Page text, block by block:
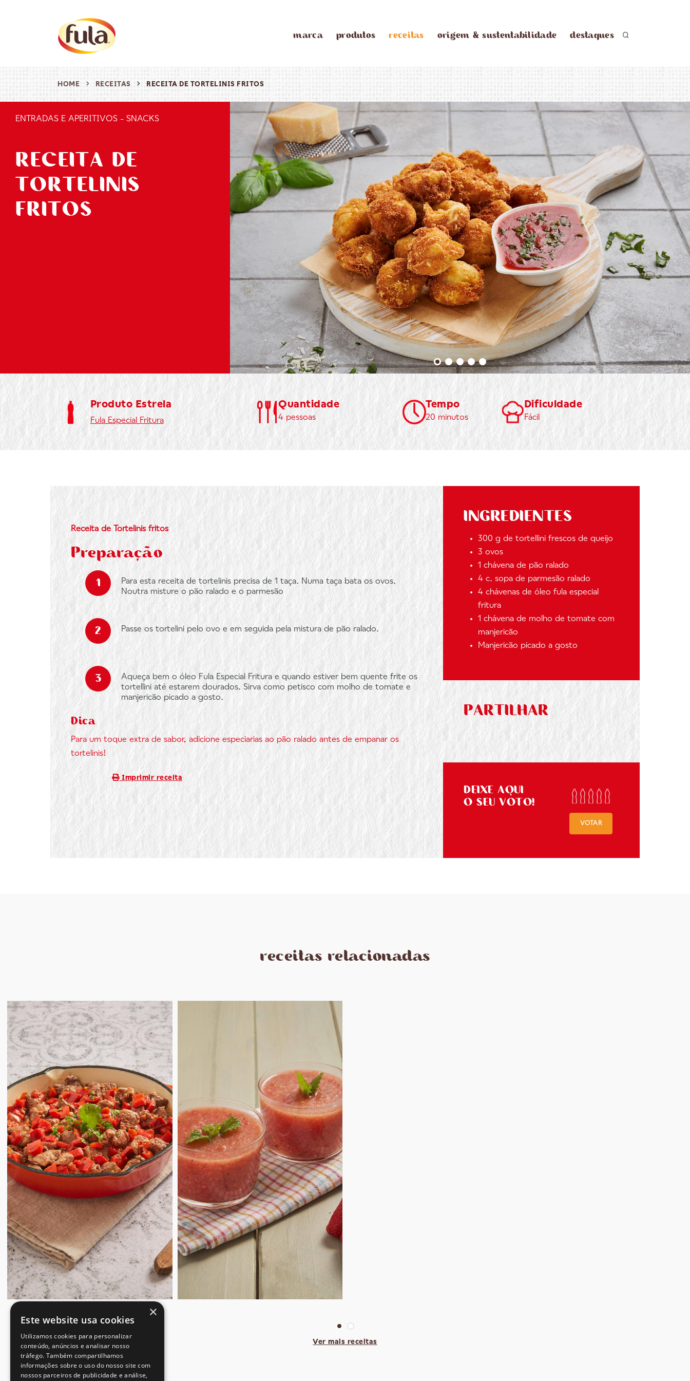
marca produtos receitas origem & sustentabilidade destaques
HOME RECEITAS RECEITA DE TORTELINIS FRITOS
ENTRADAS E APERITIVOS - SNACKS
RECEITA DE
TORTELINIS
FRITOS
Produto Estrela
FulaEspecial Fritura
Quantidade
4 pessoas
Tempo
20 minutos
Dificuldade
Fácil
Receita de Tortelinis fritos
Preparação
Para esta receita de tortelinis precisa de 1 taça. Numa taça bata os ovos.
Noutra misture o pão ralado e o parmesão
Passe os tortelini pelo ovo e em seguida pela mistura de pão ralado.
Aqueça bem o óleo Fula Especial Fritura e quando estiver bem quente frite os
tortellini até estarem dourados. Sirva como petisco com molho de tomate e
manjericão picado a gosto.
Dica
Para um toque extra de sabor, adicione especiarias ao pão ralado antes de empanar os
tortelinis!
Imprimir receita
INGREDIENTES
300 g de tortellini frescos de queijo
3 ovos
1 chávena de pão ralado
4 c. sopa de parmesão ralado
4 chávenas de óleo fula especial
fritura
1 chávena de molho de tomate com
manjericão
Manjericão picado a gosto
PARTILHAR
DEIXE AQUI
O SEU VOTO!
VOTAR
receitas relacionadas
Ver mais receitas
×
Este website usa cookies
Utilizamos cookies para personalizar
conteúdo, anúncios e analisar nosso
tráfego. Também compartilhamos
informações sobre o uso do nosso site com
nossos parceiros de publicidade e análise,